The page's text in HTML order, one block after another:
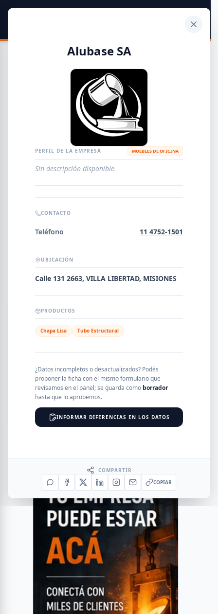
Guía de Empresas Metalúrgicas y Siderúrgicas
METALÚRGICAS
EMPRESAS AGREGAR EMPRESA
Error al cargar empresas.
NOMBRE
PROVINCIA
Alubase SA
PERFIL DE LA EMPRESA MUEBLES DE OFICINA
Sin descripción disponible.
CONTACTO
Teléfono 11 4752-1501
UBICACIÓN
Calle 131 2663, VILLA LIBERTAD, MISIONES
PRODUCTOS
Chapa Lisa Tubo Estructural
¿Datos incompletos o desactualizados? Podés
proponer la ficha con el mismo formulario que
revisamos en el panel; se guarda como borrador
hasta que lo aprobemos.
INFORMAR DIFERENCIAS EN LOS DATOS
COMPARTIR
COPIAR